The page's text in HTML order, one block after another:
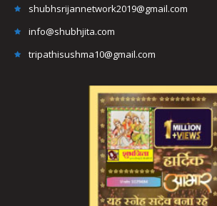
shubhsrijannetwork2019@gmail.com
info@shubhjita.com
tripathisushma10@gmail.com